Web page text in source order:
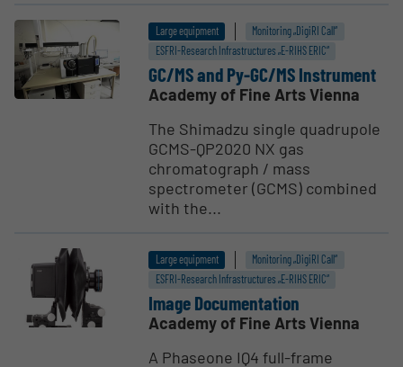
Large equipment
Monitoring „DigiRI Call“
ESFRI-Research Infrastructures „E-RIHS ERIC“
GC/MS and Py-GC/MS Instrument
Academy of Fine Arts Vienna
The Shimadzu single quadrupole
GCMS-QP2020 NX gas
chromatograph / mass
spectrometer (GCMS) combined
with the...
Large equipment
Monitoring „DigiRI Call“
ESFRI-Research Infrastructures „E-RIHS ERIC“
Image Documen­tation
Academy of Fine Arts Vienna
A Phaseone IQ4 full-frame